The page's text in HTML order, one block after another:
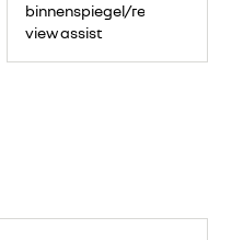
binnenspiegel/rear
view assist